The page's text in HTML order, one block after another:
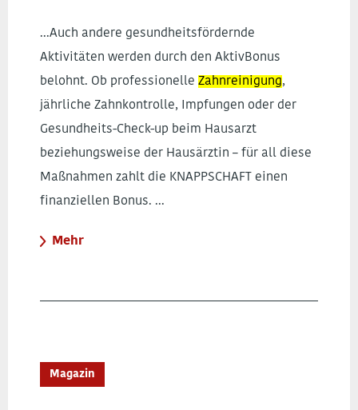
...Auch andere gesundheitsfördernde
Aktivitäten werden durch den AktivBonus
belohnt. Ob professionelle Zahnreinigung,
jährliche Zahnkontrolle, Impfungen oder der
Gesundheits-Check-up beim Hausarzt
beziehungsweise der Hausärztin – für all diese
Maßnahmen zahlt die KNAPPSCHAFT einen
finanziellen Bonus. ...
Mehr
Magazin